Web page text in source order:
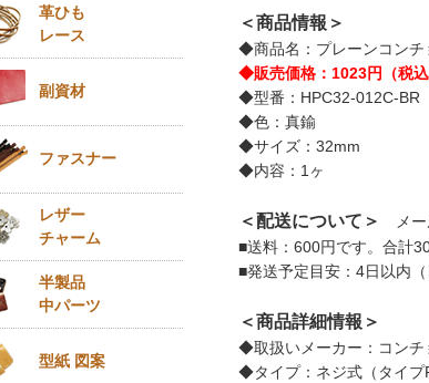
＜商品情報＞
◆商品名：プレーンコンチ
◆販売価格：1023円（税込
◆型番：HPC32-012C-BR
◆色：真鍮
◆サイズ：32mm
◆内容：1ヶ
＜配送について＞
メー
■送料：600円です。合計
■発送予定目安：4日以内（
＜商品詳細情報＞
◆取扱いメーカー：コンチ
◆タイプ：ネジ式（タイプF
革ひも
レース
副資材
ファスナー
レザー
チャーム
半製品
中パーツ
型紙 図案